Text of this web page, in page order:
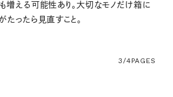
増える可能性あり。大切なモノだけ箱に
たったら見直すこと。
3/4PAGES